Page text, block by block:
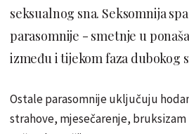
seksualnog sna. Seksomnija
parasomnije - smetnje u
između i tijekom faza dubokog
Ostale parasomnije uključuju
strahove, mjesečarenje, bruksizam